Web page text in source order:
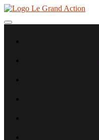
Aller
contenu
Toggle navigation